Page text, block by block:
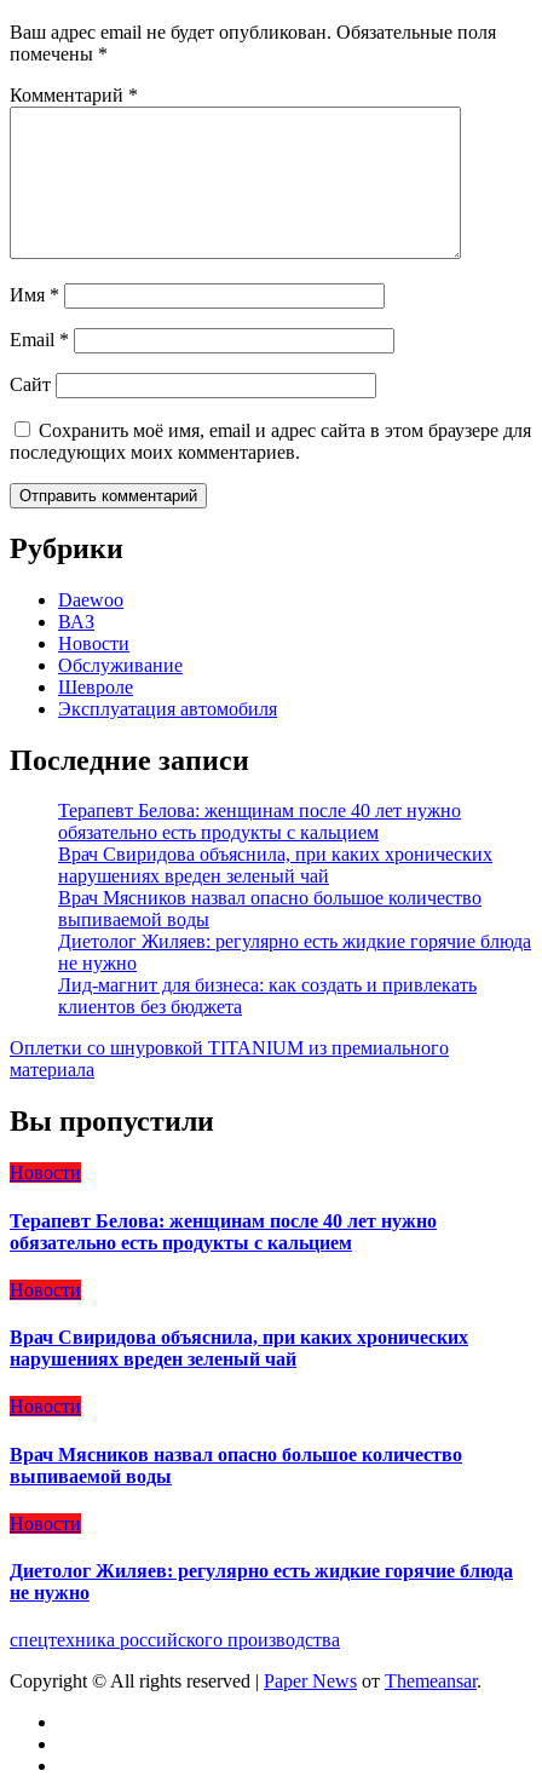
Ваш адрес email не будет опубликован. Обязательные поля
помечены *
Комментарий *
Имя *
Email *
Сайт
Сохранить моё имя, email и адрес сайта в этом браузере для
последующих моих комментариев.
Рубрики
Daewoo
ВАЗ
Новости
Обслуживание
Шевроле
Эксплуатация автомобиля
Последние записи
Терапевт Белова: женщинам после 40 лет нужно
обязательно есть продукты с кальцием
Врач Свиридова объяснила, при каких хронических
нарушениях вреден зеленый чай
Врач Мясников назвал опасно большое количество
выпиваемой воды
Диетолог Жиляев: регулярно есть жидкие горячие блюда
не нужно
Лид-магнит для бизнеса: как создать и привлекать
клиентов без бюджета
Оплетки со шнуровкой TITANIUM из премиального
материала
Вы пропустили
Новости
Терапевт Белова: женщинам после 40 лет нужно
обязательно есть продукты с кальцием
Новости
Врач Свиридова объяснила, при каких хронических
нарушениях вреден зеленый чай
Новости
Врач Мясников назвал опасно большое количество
выпиваемой воды
Новости
Диетолог Жиляев: регулярно есть жидкие горячие блюда
не нужно
спецтехника российского производства
Copyright © All rights reserved | Paper News от Themeansar.